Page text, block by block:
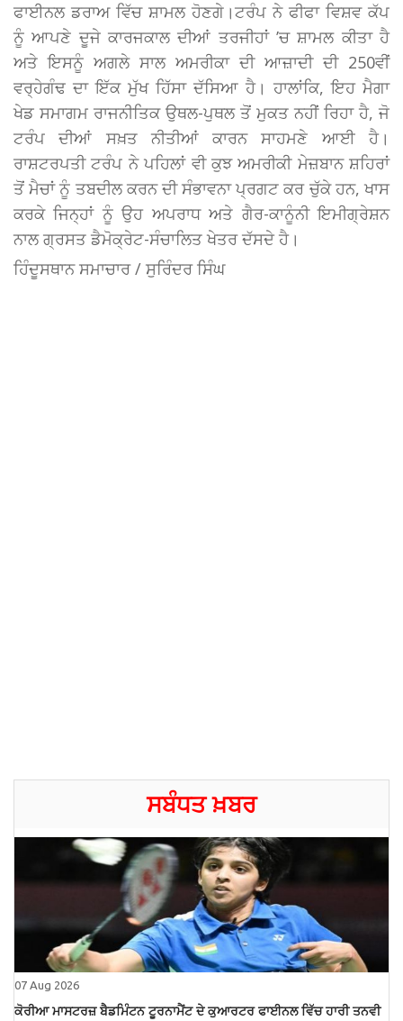
ਫਾਈਨਲ ਡਰਾਅ ਵਿੱਚ ਸ਼ਾਮਲ ਹੋਣਗੇ।ਟਰੰਪ ਨੇ ਫੀਫਾ ਵਿਸ਼ਵ ਕੱਪ
ਨੂੰ ਆਪਣੇ ਦੂਜੇ ਕਾਰਜਕਾਲ ਦੀਆਂ ਤਰਜੀਹਾਂ ’ਚ ਸ਼ਾਮਲ ਕੀਤਾ ਹੈ
ਅਤੇ ਇਸਨੂੰ ਅਗਲੇ ਸਾਲ ਅਮਰੀਕਾ ਦੀ ਆਜ਼ਾਦੀ ਦੀ 250ਵੀਂ
ਵਰ੍ਹੇਗੰਢ ਦਾ ਇੱਕ ਮੁੱਖ ਹਿੱਸਾ ਦੱਸਿਆ ਹੈ। ਹਾਲਾਂਕਿ, ਇਹ ਮੈਗਾ
ਖੇਡ ਸਮਾਗਮ ਰਾਜਨੀਤਿਕ ਉਥਲ-ਪੁਥਲ ਤੋਂ ਮੁਕਤ ਨਹੀਂ ਰਿਹਾ ਹੈ, ਜੋ
ਟਰੰਪ ਦੀਆਂ ਸਖ਼ਤ ਨੀਤੀਆਂ ਕਾਰਨ ਸਾਹਮਣੇ ਆਈ ਹੈ।
ਰਾਸ਼ਟਰਪਤੀ ਟਰੰਪ ਨੇ ਪਹਿਲਾਂ ਵੀ ਕੁਝ ਅਮਰੀਕੀ ਮੇਜ਼ਬਾਨ ਸ਼ਹਿਰਾਂ
ਤੋਂ ਮੈਚਾਂ ਨੂੰ ਤਬਦੀਲ ਕਰਨ ਦੀ ਸੰਭਾਵਨਾ ਪ੍ਰਗਟ ਕਰ ਚੁੱਕੇ ਹਨ, ਖਾਸ
ਕਰਕੇ ਜਿਨ੍ਹਾਂ ਨੂੰ ਉਹ ਅਪਰਾਧ ਅਤੇ ਗੈਰ-ਕਾਨੂੰਨੀ ਇਮੀਗ੍ਰੇਸ਼ਨ
ਨਾਲ ਗ੍ਰਸਤ ਡੈਮੋਕ੍ਰੇਟ-ਸੰਚਾਲਿਤ ਖੇਤਰ ਦੱਸਦੇ ਹੈ।
ਹਿੰਦੂਸਥਾਨ ਸਮਾਚਾਰ / ਸੁਰਿੰਦਰ ਸਿੰਘ
ਸਬੰਧਤ ਖ਼ਬਰ
07 Aug 2026
ਕੋਰੀਆ ਮਾਸਟਰਜ਼ ਬੈਡਮਿੰਟਨ ਟੂਰਨਾਮੈਂਟ ਦੇ ਕੁਆਰਟਰ ਫਾਈਨਲ ਵਿੱਚ ਹਾਰੀ ਤਨਵੀ